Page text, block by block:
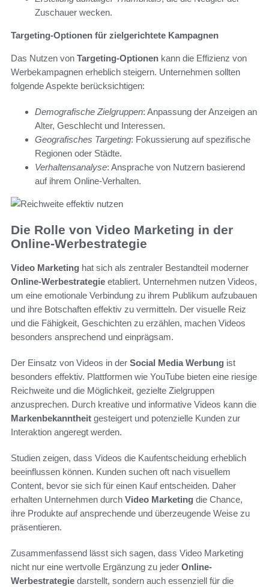
Zuschauer wecken.
Targeting-Optionen für zielgerichtete Kampagnen
Das Nutzen von Targeting-Optionen kann die Effizienz von
Werbekampagnen erheblich steigern. Unternehmen sollten
folgende Aspekte berücksichtigen:
Demografische Zielgruppen: Anpassung der Anzeigen an
Alter, Geschlecht und Interessen.
Geografisches Targeting: Fokussierung auf spezifische
Regionen oder Städte.
Verhaltensanalyse: Ansprache von Nutzern basierend
auf ihrem Online-Verhalten.
Die Rolle von Video Marketing in der
Online-Werbestrategie
Video Marketing hat sich als zentraler Bestandteil moderner
Online-Werbestrategie etabliert. Unternehmen nutzen Videos,
um eine emotionale Verbindung zu ihrem Publikum aufzubauen
und ihre Botschaften effektiv zu vermitteln. Der visuelle Reiz
und die Fähigkeit, Geschichten zu erzählen, machen Videos
besonders ansprechend und einprägsam.
Der Einsatz von Videos in der Social Media Werbung ist
besonders effektiv. Plattformen wie YouTube bieten eine riesige
Reichweite und die Möglichkeit, gezielte Zielgruppen
anzusprechen. Durch kreative und informative Videos kann die
Markenbekanntheit gesteigert und potenzielle Kunden zur
Interaktion angeregt werden.
Studien zeigen, dass Videos die Kaufentscheidung erheblich
beeinflussen können. Kunden suchen oft nach visuellem
Content, bevor sie sich für einen Kauf entscheiden. Daher
erhalten Unternehmen durch Video Marketing die Chance,
ihre Produkte auf ansprechende und überzeugende Weise zu
präsentieren.
Zusammenfassend lässt sich sagen, dass Video Marketing
nicht nur eine wertvolle Ergänzung zu jeder Online-
Werbestrategie darstellt, sondern auch essenziell für die